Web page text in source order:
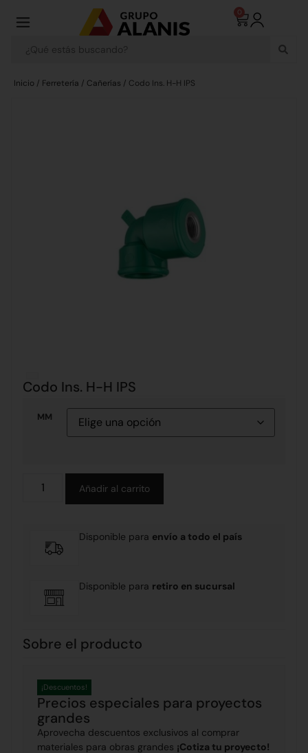
0
Inicio / Ferretería / Cañerías / Codo Ins. H-H IPS
Codo Ins. H-H IPS
MM
Añadir al carrito
Disponible para envío a todo el país
Disponible para retiro en sucursal
Sobre el producto
Precios especiales para proyectos
grandes
¡Descuentos!
Aprovecha descuentos exclusivos al comprar
materiales para obras grandes ¡Cotiza tu proyecto!